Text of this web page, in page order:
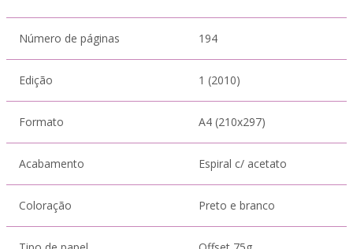
Número de páginas 194
Edição 1 (2010)
Formato A4 (210x297)
Acabamento Espiral c/ acetato
Coloração Preto e branco